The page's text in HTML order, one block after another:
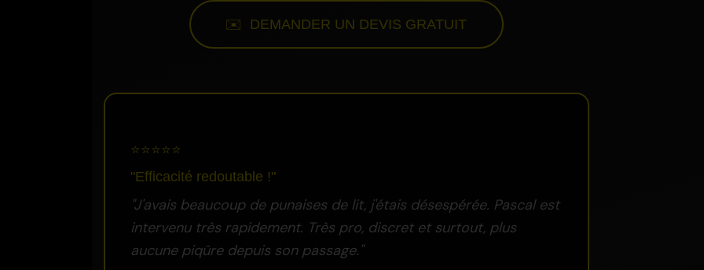
✉️ DEMANDER UN DEVIS GRATUIT
⭐⭐⭐⭐⭐
"Efficacité redoutable !"
"J'avais beaucoup de punaises de lit, j'étais désespérée. Pascal est
intervenu très rapidement. Très pro, discret et surtout, plus
aucune piqûre depuis son passage."